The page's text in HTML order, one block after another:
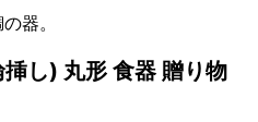
器。
し) 丸形 食器 贈り物